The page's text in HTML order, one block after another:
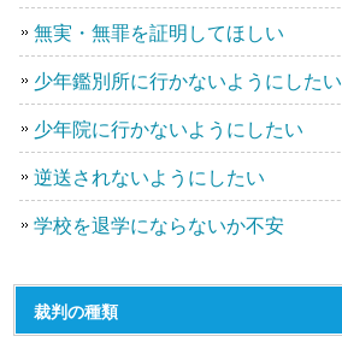
無実・無罪を証明してほしい
少年鑑別所に行かないようにしたい
少年院に行かないようにしたい
逆送されないようにしたい
学校を退学にならないか不安
裁判の種類